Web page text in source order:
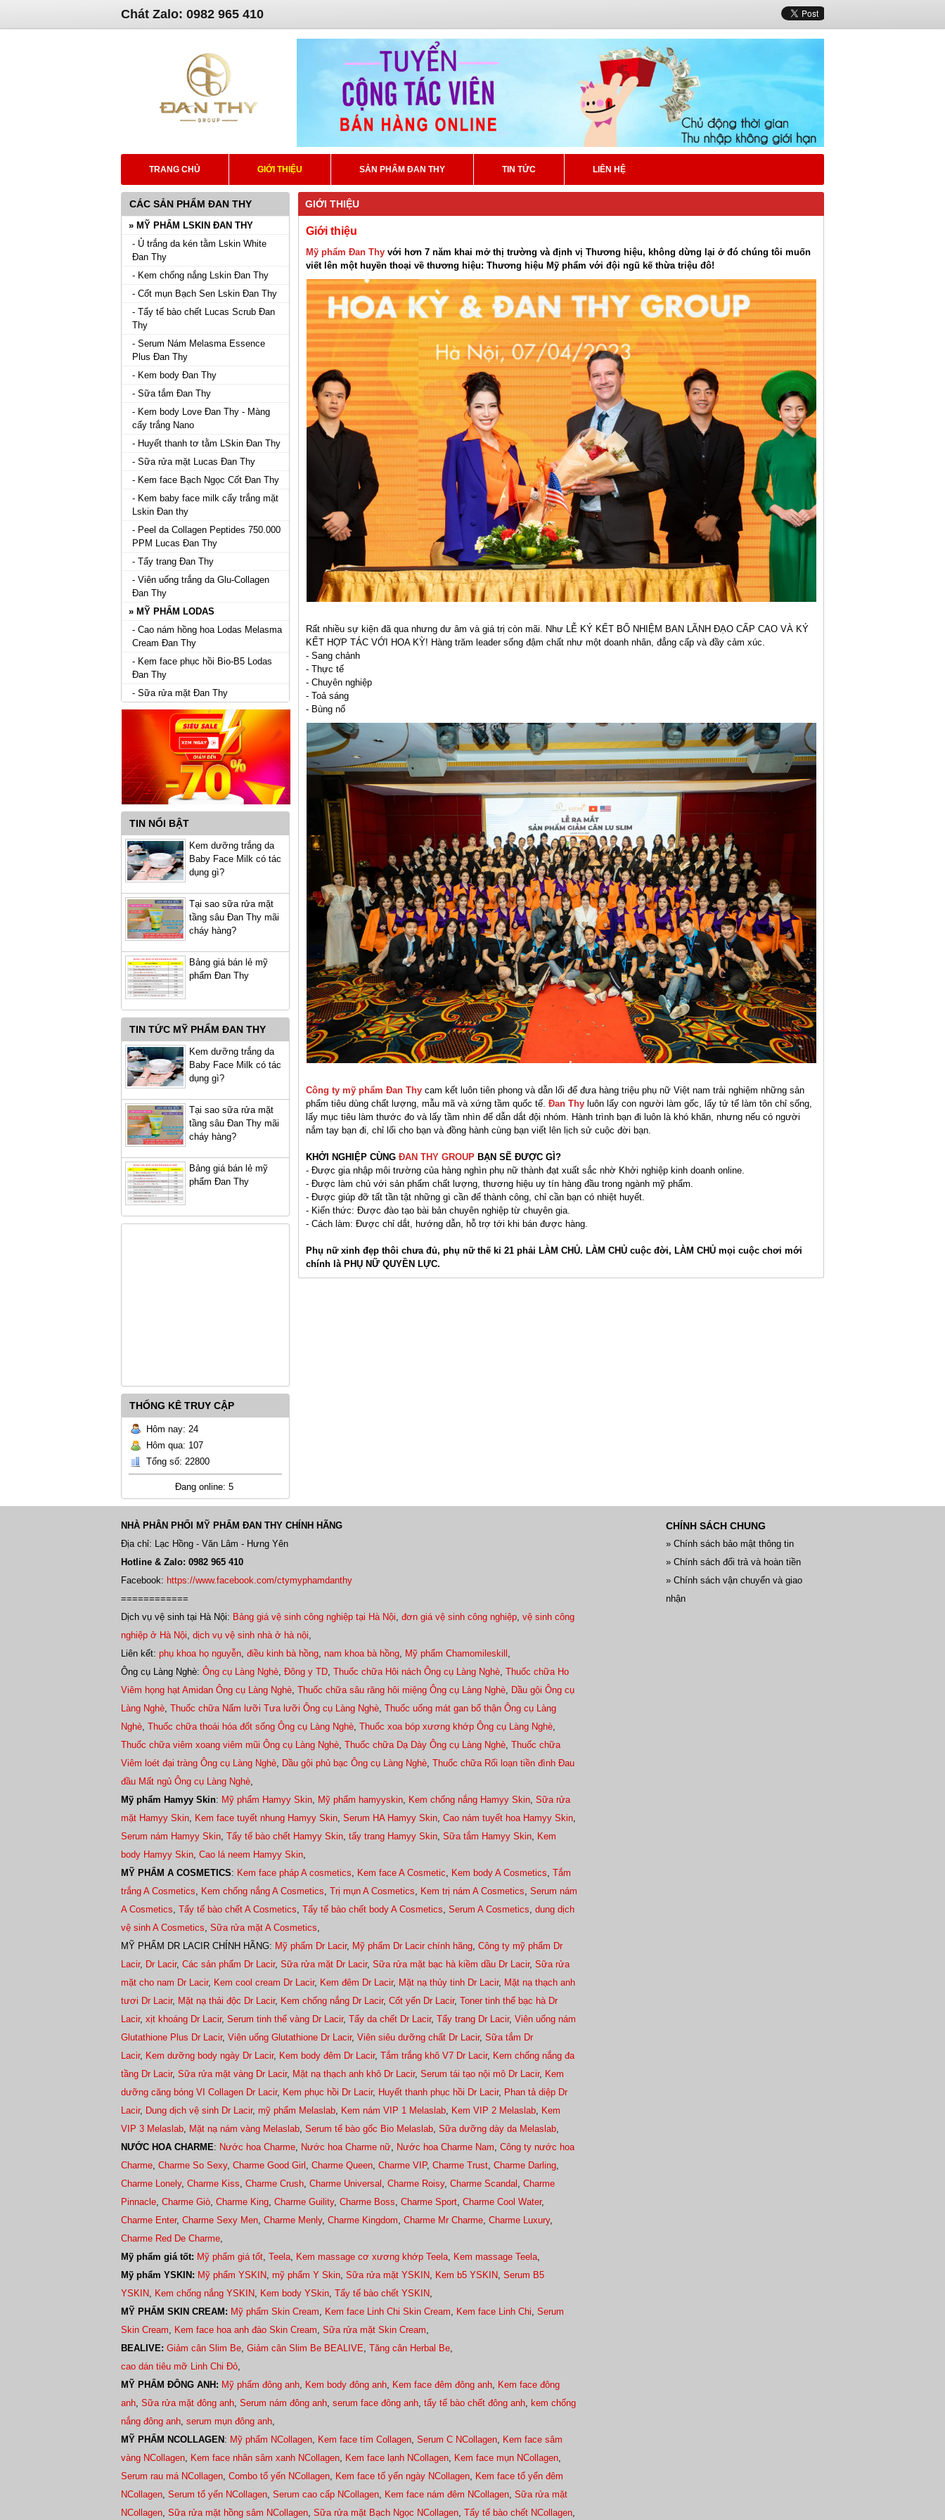
Chát Zalo: 0982 965 410
TRANG CHỦ GIỚI THIỆU SẢN PHẨM ĐAN THY TIN TỨC LIÊN HỆ
CÁC SẢN PHẨM ĐAN THY
» MỸ PHẨM LSKIN ĐAN THY
- Ủ trắng da kén tằm Lskin White
Đan Thy
- Kem chống nắng Lskin Đan Thy
- Cốt mụn Bạch Sen Lskin Đan Thy
- Tẩy tế bào chết Lucas Scrub Đan
Thy
- Serum Nám Melasma Essence
Plus Đan Thy
- Kem body Đan Thy
- Sữa tắm Đan Thy
- Kem body Love Đan Thy - Màng
cấy trắng Nano
- Huyết thanh tơ tằm LSkin Đan Thy
- Sữa rửa mặt Lucas Đan Thy
- Kem face Bạch Ngọc Cốt Đan Thy
- Kem baby face milk cấy trắng mặt
Lskin Đan thy
- Peel da Collagen Peptides 750.000
PPM Lucas Đan Thy
- Tẩy trang Đan Thy
- Viên uống trắng da Glu-Collagen
Đan Thy
» MỸ PHẨM LODAS
- Cao nám hồng hoa Lodas Melasma
Cream Đan Thy
- Kem face phục hồi Bio-B5 Lodas
Đan Thy
- Sữa rửa mặt Đan Thy
TIN NỔI BẬT
Kem dưỡng trắng da
Baby Face Milk có tác
dụng gì?
Tại sao sữa rửa mặt
tầng sâu Đan Thy mãi
cháy hàng?
Bảng giá bán lẻ mỹ
phẩm Đan Thy
TIN TỨC MỸ PHẨM ĐAN THY
Kem dưỡng trắng da
Baby Face Milk có tác
dụng gì?
Tại sao sữa rửa mặt
tầng sâu Đan Thy mãi
cháy hàng?
Bảng giá bán lẻ mỹ
phẩm Đan Thy
THỐNG KÊ TRUY CẬP
Hôm nay: 24
Hôm qua: 107
Tổng số: 22800
Đang online: 5
GIỚI THIỆU
Giới thiệu
Mỹ phẩm Đan Thy với hơn 7 năm khai mở thị trường và định vị Thương hiệu, không dừng lại ở đó chúng tôi muốn
viết lên một huyền thoại về thương hiệu: Thương hiệu Mỹ phẩm với đội ngũ kế thừa triệu đô!
Rất nhiều sự kiện đã qua nhưng dư âm và giá trị còn mãi. Như LỄ KÝ KẾT BỔ NHIỆM BAN LÃNH ĐẠO CẤP CAO VÀ KÝ
KẾT HỢP TÁC VỚI HOA KỲ! Hàng trăm leader sống đậm chất như một doanh nhân, đẳng cấp và đầy cảm xúc.
- Sang chảnh
- Thực tế
- Chuyên nghiệp
- Toả sáng
- Bùng nổ
Công ty mỹ phẩm Đan Thy cam kết luôn tiên phong và dẫn lối để đưa hàng triệu phụ nữ Việt nam trải nghiệm những sản
phẩm tiêu dùng chất lượng, mẫu mã và xứng tầm quốc tế. Đan Thy luôn lấy con người làm gốc, lấy tử tế làm tôn chỉ sống,
lấy mục tiêu làm thước đo và lấy tầm nhìn để dẫn dắt đội nhóm. Hành trình bạn đi luôn là khó khăn, nhưng nếu có người
nắm tay bạn đi, chỉ lối cho bạn và đồng hành cùng bạn viết lên lịch sử cuộc đời bạn.
KHỞI NGHIỆP CÙNG ĐAN THY GROUP BẠN SẼ ĐƯỢC GÌ?
- Được gia nhập môi trường của hàng nghìn phụ nữ thành đạt xuất sắc nhờ Khởi nghiệp kinh doanh online.
- Được làm chủ với sản phẩm chất lượng, thương hiệu uy tín hàng đầu trong ngành mỹ phẩm.
- Được giúp đỡ tất tần tật những gì cần để thành công, chỉ cần bạn có nhiệt huyết.
- Kiến thức: Được đào tạo bài bản chuyên nghiệp từ chuyên gia.
- Cách làm: Được chỉ dắt, hướng dẫn, hỗ trợ tới khi bán được hàng.
Phụ nữ xinh đẹp thôi chưa đủ, phụ nữ thế kỉ 21 phải LÀM CHỦ. LÀM CHỦ cuộc đời, LÀM CHỦ mọi cuộc chơi mới
chính là PHỤ NỮ QUYỀN LỰC.
NHÀ PHÂN PHỐI MỸ PHẨM ĐAN THY CHÍNH HÃNG
Địa chỉ: Lạc Hồng - Văn Lâm - Hưng Yên
Hotline & Zalo: 0982 965 410
Facebook: https://www.facebook.com/ctymyphamdanthy
============
Dịch vụ vệ sinh tại Hà Nội: Bảng giá vệ sinh công nghiệp tại Hà Nội đơn giá vệ sinh công nghiệp vệ sinh công
nghiệp ở Hà Nội dịch vụ vệ sinh nhà ở hà nội
Liên kết: phụ khoa họ nguyễn điều kinh bà hồng nam khoa bà hồng Mỹ phẩm Chamomileskill
Ông cụ Làng Nghè: Ông cụ Làng Nghè Đông y TD Thuốc chữa Hôi nách Ông cụ Làng Nghè Thuốc chữa Ho
Viêm họng hạt Amidan Ông cụ Làng Nghè Thuốc chữa sâu răng hôi miệng Ông cụ Làng Nghè
Dầu gội Ông cụ
Làng Nghè Thuốc chữa Nấm lưỡi Tưa lưỡi Ông cụ Làng Nghè Thuốc uống mát gan bổ thận Ông cụ Làng
Nghè Thuốc chữa thoái hóa đốt sống Ông cụ Làng Nghè Thuốc xoa bóp xương khớp Ông cụ Làng Nghè
Thuốc chữa viêm xoang viêm mũi Ông cụ Làng Nghè Thuốc chữa Dạ Dày Ông cụ Làng Nghè Thuốc chữa
Viêm loét đại tràng Ông cụ Làng Nghè
Dầu gội phủ bạc Ông cụ Làng Nghè Thuốc chữa Rối loạn tiền đình Đau
đầu Mất ngủ Ông cụ Làng Nghè
Mỹ phẩm Hamyy Skin: Mỹ phẩm Hamyy Skin Mỹ phẩm hamyyskin Kem chống nắng Hamyy Skin Sữa rửa
mặt Hamyy Skin
Kem face tuyết nhung Hamyy Skin Serum HA Hamyy Skin Cao nám tuyết hoa Hamyy Skin
Serum nám Hamyy Skin Tẩy tế bào chết Hamyy Skin tẩy trang Hamyy Skin Sữa tắm Hamyy Skin
Kem
body Hamyy Skin Cao lá neem Hamyy Skin
MỸ PHẨM A COSMETICS: Kem face pháp A cosmetics Kem face A Cosmetic Kem body A Cosmetics Tắm
trắng A Cosmetics
Kem chống nắng A Cosmetics Trị mụn A Cosmetics Kem trị nám A Cosmetics Serum nám
A Cosmetics Tẩy tế bào chết A Cosmetics Tẩy tế bào chết body A Cosmetics Serum A Cosmetics dung dịch
vệ sinh A Cosmetics Sữa rửa mặt A Cosmetics
MỸ PHẨM DR LACIR CHÍNH HÃNG: Mỹ phẩm Dr Lacir, Mỹ phẩm Dr Lacir chính hãng Công ty mỹ phẩm Dr
Lacir, Dr Lacir, Các sản phẩm Dr Lacir, Sữa rửa mặt Dr Lacir, Sữa rửa mặt bạc hà kiềm dầu Dr Lacir, Sữa rửa
mặt cho nam Dr Lacir, Kem cool cream Dr Lacir, Kem đêm Dr Lacir, Mặt nạ thủy tinh Dr Lacir, Mặt nạ thạch anh
tươi Dr Lacir, Mặt nạ thải độc Dr Lacir, Kem chống nắng Dr Lacir, Cốt yến Dr Lacir, Toner tinh thể bạc hà Dr
Lacir, xịt khoáng Dr Lacir, Serum tinh thể vàng Dr Lacir, Tẩy da chết Dr Lacir, Tẩy trang Dr Lacir, Viên uống nám
Glutathione Plus Dr Lacir, Viên uống Glutathione Dr Lacir, Viên siêu dưỡng chất Dr Lacir, Sữa tắm Dr
Lacir, Kem dưỡng body ngày Dr Lacir, Kem body đêm Dr Lacir, Tắm trắng khô V7 Dr Lacir, Kem chống nắng đa
tầng Dr Lacir, Sữa rửa mặt vàng Dr Lacir, Mặt nạ thạch anh khô Dr Lacir, Serum tái tạo nội mô Dr Lacir, Kem
dưỡng căng bóng VI Collagen Dr Lacir, Kem phục hồi Dr Lacir, Huyết thanh phục hồi Dr Lacir, Phan tả diệp Dr
Lacir, Dung dịch vệ sinh Dr Lacir, mỹ phẩm Melaslab Kem nám VIP 1 Melaslab Kem VIP 2 Melaslab
Kem
VIP 3 Melaslab
Mặt nạ nám vàng Melaslab Serum tế bào gốc Bio Melaslab Sữa dưỡng dày da Melaslab
NƯỚC HOA CHARME: Nước hoa Charme Nước hoa Charme nữ Nước hoa Charme Nam Công ty nước hoa
Charme Charme So Sexy, Charme Good Girl Charme Queen Charme VIP, Charme Trust Charme Darling
Charme Lonely, Charme Kiss Charme Crush Charme Universal Charme Roisy, Charme Scandal
Charme
Pinnacle Charme Giò Charme King Charme Guility, Charme Boss Charme Sport Charme Cool Water,
Charme Enter, Charme Sexy Men Charme Menly, Charme Kingdom Charme Mr Charme Charme Luxury,
Charme Red De Charme
Mỹ phẩm giá tốt: Mỹ phẩm giá tốt Teela Kem massage cơ xương khớp Teela Kem massage Teela
Mỹ phẩm YSKIN: Mỹ phẩm YSKIN mỹ phẩm Y Skin Sữa rửa mặt YSKIN Kem b5 YSKIN Serum B5
YSKIN
Kem chống nắng YSKIN Kem body YSkin Tẩy tế bào chết YSKIN
MỸ PHẨM SKIN CREAM: Mỹ phẩm Skin Cream Kem face Linh Chi Skin Cream Kem face Linh Chi Serum
Skin Cream
Kem face hoa anh đào Skin Cream Sữa rửa mặt Skin Cream
BEALIVE: Giảm cân Slim Be Giảm cân Slim Be BEALIVE Tăng cân Herbal Be
cao dán tiêu mỡ Linh Chi Đỏ
MỸ PHẨM ĐÔNG ANH: Mỹ phẩm đông anh Kem body đông anh Kem face đêm đông anh
Kem face đông
anh Sữa rửa mặt đông anh Serum nám đông anh serum face đông anh tẩy tế bào chết đông anh
kem chống
nắng đông anh serum mụn đông anh
MỸ PHẨM NCOLLAGEN : Mỹ phẩm NCollagen Kem face tím Collagen Serum C NCollagen
Kem face sâm
vàng NCollagen
Kem face nhân sâm xanh NCollagen Kem face lạnh NCollagen Kem face mụn NCollagen
Serum rau má NCollagen Combo tổ yến NCollagen Kem face tổ yến ngày NCollagen
Kem face tổ yến đêm
NCollagen Serum tổ yến NCollagen Serum cao cấp NCollagen Kem face nám đêm NCollagen Sữa rửa mặt
NCollagen Sữa rửa mặt hồng sâm NCollagen Sữa rửa mặt Bạch Ngọc NCollagen Tẩy tế bào chết NCollagen
CHÍNH SÁCH CHUNG
» Chính sách bảo mật thông tin
» Chính sách đổi trả và hoàn tiền
» Chính sách vận chuyển và giao
nhận